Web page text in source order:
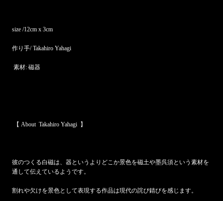
size /12cm x 3cm
作り手/ Takahiro Yahagi
素材: 磁器
【 About Takahiro Yahagi 】
彼のつくる白磁は、器というよりどこか景色を磁土や墨呉須という素材を
通して伝えているようです。
割れや欠けを景色として表現する作品は現代の詫び錆びを感じます。